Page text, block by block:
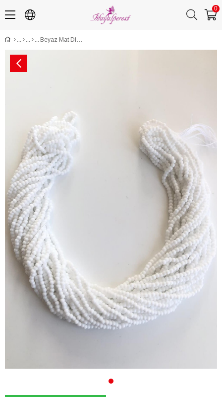
0
Beyaz Mat Dizi Kum Boncuk 2 mm